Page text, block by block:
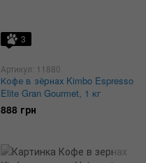
3
Артикул: 11880
Кофе в зёрнах Kimbo Espresso
Elite Gran Gourmet, 1 кг
888 грн